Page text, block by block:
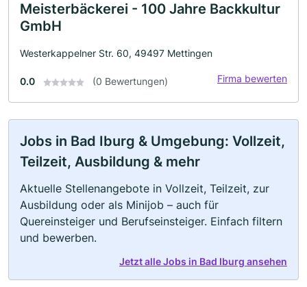
Meisterbäckerei - 100 Jahre Backkultur
GmbH
Westerkappelner Str. 60, 49497 Mettingen
0.0 (0 Bewertungen) Firma bewerten
Jobs in Bad Iburg & Umgebung: Vollzeit,
Teilzeit, Ausbildung & mehr
Aktuelle Stellenangebote in Vollzeit, Teilzeit, zur
Ausbildung oder als Minijob – auch für
Quereinsteiger und Berufseinsteiger. Einfach filtern
und bewerben.
Jetzt alle Jobs in Bad Iburg ansehen